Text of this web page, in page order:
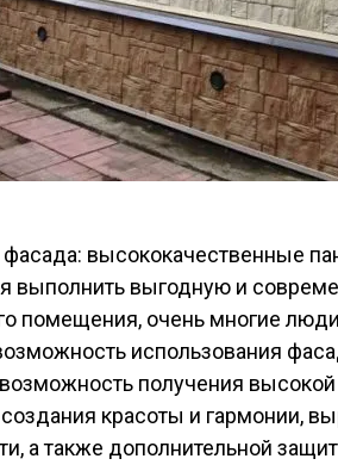
выполнить выгодную и
помещения, очень многие
использования
получения
красоты и гармонии,
а также дополнительной